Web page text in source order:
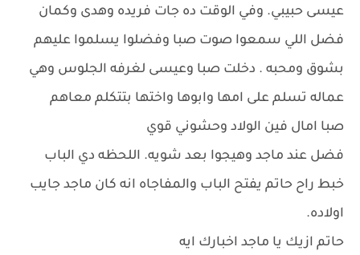
عيسى حبيبي. وفي الوقت ده جات فريده وهدى وكمان
فضل اللي سمعوا صوت صبا وفضلوا يسلموا عليهم
بشوق ومحبه . دخلت صبا وعيسى لغرفه الجلوس وهي
عماله تسلم على امها وابوها واختها بتتكلم معاهم
صبا امال فين الولاد وحشوني قوي
فضل عند ماجد وهيجوا بعد شويه. اللحظه دي الباب
خبط راح حاتم يفتح الباب والمفاجاه انه كان ماجد جايب
اولاده.
حاتم ازيك يا ماجد اخبارك ايه